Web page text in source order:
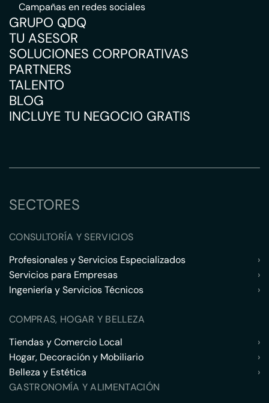
Campañas en redes sociales
GRUPO QDQ
TU ASESOR
SOLUCIONES CORPORATIVAS
PARTNERS
TALENTO
BLOG
INCLUYE TU NEGOCIO GRATIS
SECTORES
CONSULTORÍA Y SERVICIOS
Profesionales y Servicios Especializados
›
Servicios para Empresas
›
Ingeniería y Servicios Técnicos
›
COMPRAS, HOGAR Y BELLEZA
Tiendas y Comercio Local
›
Hogar, Decoración y Mobiliario
›
Belleza y Estética
›
GASTRONOMÍA Y ALIMENTACIÓN